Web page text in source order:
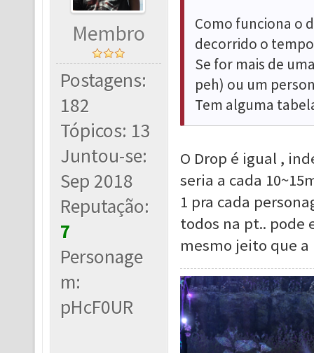
Membro
Postagens:
182
Tópicos: 13
Juntou-se:
Sep 2018
Reputação:
7
Personage
m:
pHcF0UR
Como funciona o
decorrido o
Se for mais de
peh) ou um
Tem alguma
O Drop é igual ,
seria a cada
1 pra cada
todos na pt.. pode
mesmo jeito que a